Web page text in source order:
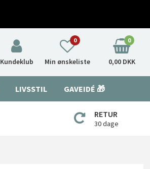
Kundeklub Min ønskeliste
0 0
0,00 DKK
LIVSSTIL GAVEIDÉ 🎁
RETUR
30 dage